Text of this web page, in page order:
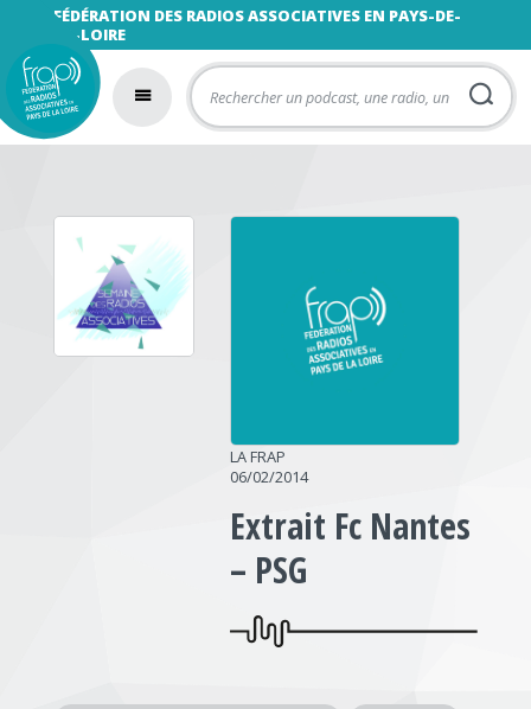
FÉDÉRATION DES RADIOS ASSOCIATIVES EN PAYS-DE-
LA-LOIRE
LA FRAP
06/02/2014
Extrait Fc Nantes
– PSG